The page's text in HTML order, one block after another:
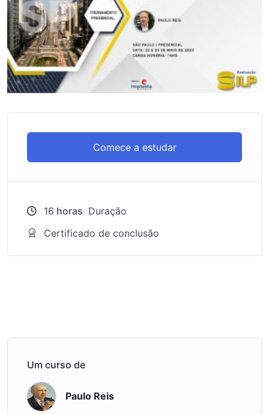
Comece a estudar
16 horas Duração
Certificado de conclusão
Um curso de
Paulo Reis